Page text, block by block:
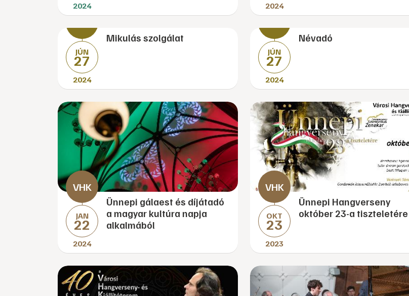
2024 2024
JÚN
27
2024
Mikulás szolgálat
JÚN
27
2024
Névadó
JAN
22
2024
Ünnepi gálaest és díjátadó
a magyar kultúra napja
alkalmából
OKT
23
2023
Ünnepi Hangverseny
október 23-a tiszteletére